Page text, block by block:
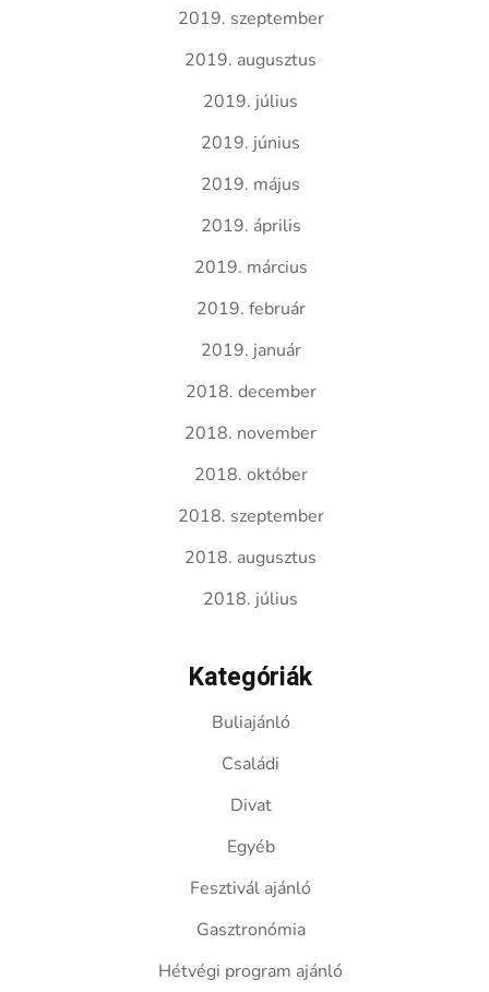
2019. szeptember
2019. augusztus
2019. július
2019. június
2019. május
2019. április
2019. március
2019. február
2019. január
2018. december
2018. november
2018. október
2018. szeptember
2018. augusztus
2018. július
Kategóriák
Buliajánló
Családi
Divat
Egyéb
Fesztivál ajánló
Gasztronómia
Hétvégi program ajánló